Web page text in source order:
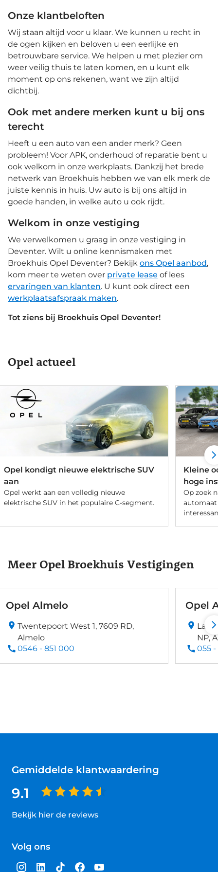
Onze klantbeloften
Wij staan altijd voor u klaar. We kunnen u recht in
de ogen kijken en beloven u een eerlijke en
betrouwbare service. We helpen u met plezier om
weer veilig thuis te laten komen, en u kunt elk
moment op ons rekenen, want we zijn altijd
dichtbij.
Ook met andere merken kunt u bij ons
terecht
Heeft u een auto van een ander merk? Geen
probleem! Voor APK, onderhoud of reparatie bent u
ook welkom in onze werkplaats. Dankzij het brede
netwerk van Broekhuis hebben we van elk merk de
juiste kennis in huis. Uw auto is bij ons altijd in
goede handen, in welke auto u ook rijdt.
Welkom in onze vestiging
We verwelkomen u graag in onze vestiging in
Deventer. Wilt u online kennismaken met
Broekhuis Opel Deventer? Bekijk ons Opel aanbod,
kom meer te weten over private lease of lees
ervaringen van klanten. U kunt ook direct een
werkplaatsafspraak maken.
Tot ziens bij Broekhuis Opel Deventer!
Opel actueel
Opel kondigt nieuwe elektrische SUV
aan
Opel werkt aan een volledig nieuwe
elektrische SUV in het populaire C-segment.
Kleine
hoge
Op zoek
Meer Opel Broekhuis Vestigingen
Opel Almelo
Twentepoort West 1, 7609 RD,
Almelo
0546 - 851 000
Opel
NP,
055
Gemiddelde klantwaardering
9.1
Bekijk hier de reviews
van
sterren
Volg ons